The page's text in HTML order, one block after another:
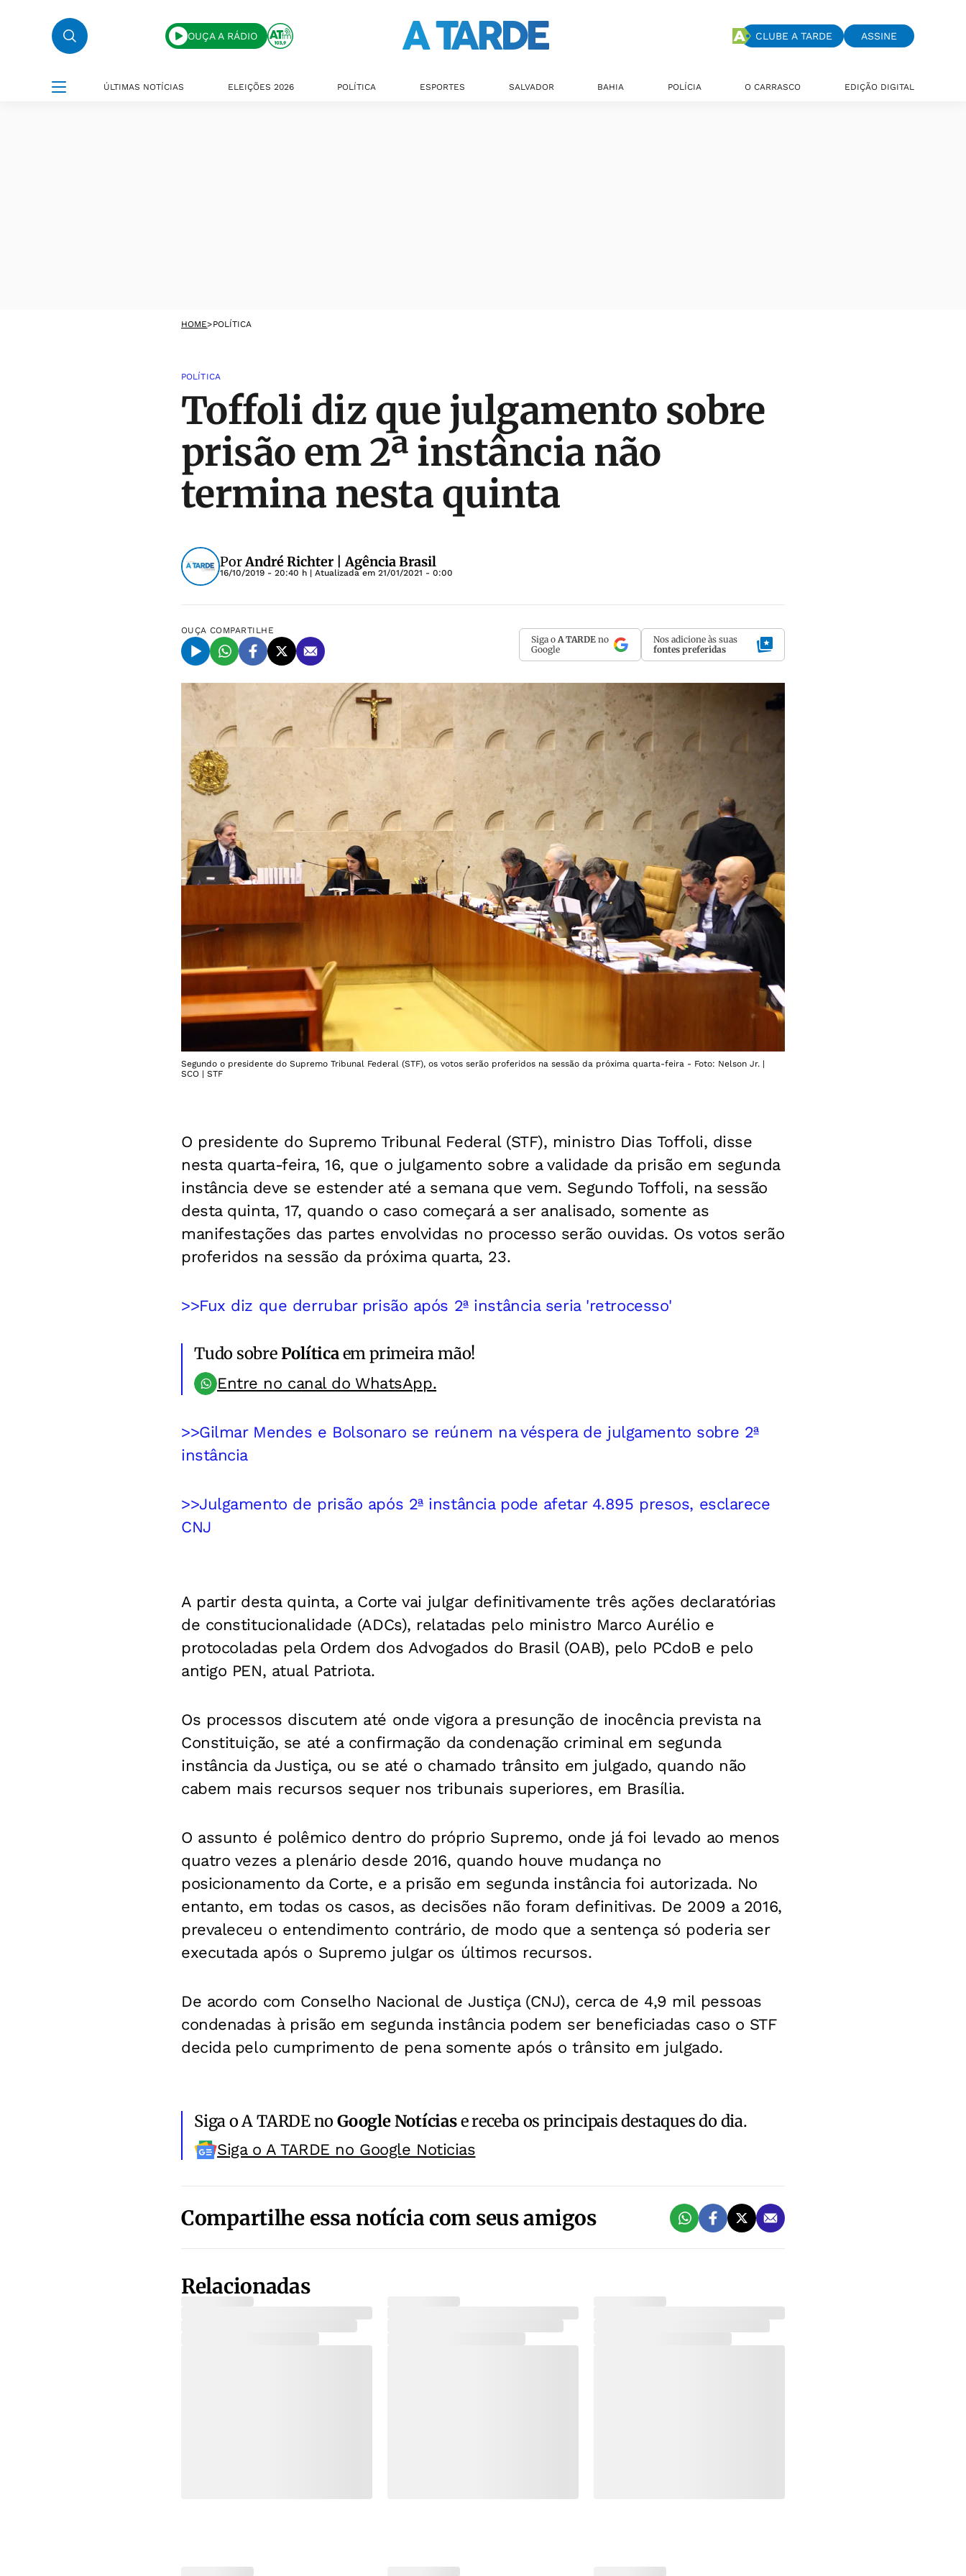
OUÇA A RÁDIO CLUBE A TARDE ASSINE
ÚLTIMAS NOTÍCIAS ELEIÇÕES 2026 POLÍTICA ESPORTES SALVADOR BAHIA POLÍCIA O CARRASCO EDIÇÃO DIGITAL
HOME>POLÍTICA
POLÍTICA
Toffoli diz que julgamento sobre
prisão em 2ª instância não
termina nesta quinta
PorAndré Richter | Agência Brasil
16/10/2019 - 20:40 h | Atualizada em 21/01/2021 - 0:00
OUÇA COMPARTILHE
Siga o A TARDE no
Google
Nos adicione às suas
fontes preferidas
Segundo o presidente do Supremo Tribunal Federal (STF), os votos serão proferidos na sessão da próxima quarta-feira - Foto: Nelson Jr. |
SCO | STF
O presidente do Supremo Tribunal Federal (STF), ministro Dias Toffoli, disse
nesta quarta-feira, 16, que o julgamento sobre a validade da prisão em segunda
instância deve se estender até a semana que vem. Segundo Toffoli, na sessão
desta quinta, 17, quando o caso começará a ser analisado, somente as
manifestações das partes envolvidas no processo serão ouvidas. Os votos serão
proferidos na sessão da próxima quarta, 23.
>>Fux diz que derrubar prisão após 2ª instância seria 'retrocesso'
Tudo sobrePolíticaem primeira mão!
Entre no canal do WhatsApp.
>>Gilmar Mendes e Bolsonaro se reúnem na véspera de julgamento sobre 2ª
instância
>>Julgamento de prisão após 2ª instância pode afetar 4.895 presos, esclarece
CNJ
A partir desta quinta, a Corte vai julgar definitivamente três ações declaratórias
de constitucionalidade (ADCs), relatadas pelo ministro Marco Aurélio e
protocoladas pela Ordem dos Advogados do Brasil (OAB), pelo PCdoB e pelo
antigo PEN, atual Patriota.
Os processos discutem até onde vigora a presunção de inocência prevista na
Constituição, se até a confirmação da condenação criminal em segunda
instância da Justiça, ou se até o chamado trânsito em julgado, quando não
cabem mais recursos sequer nos tribunais superiores, em Brasília.
O assunto é polêmico dentro do próprio Supremo, onde já foi levado ao menos
quatro vezes a plenário desde 2016, quando houve mudança no
posicionamento da Corte, e a prisão em segunda instância foi autorizada. No
entanto, em todas os casos, as decisões não foram definitivas. De 2009 a 2016,
prevaleceu o entendimento contrário, de modo que a sentença só poderia ser
executada após o Supremo julgar os últimos recursos.
De acordo com Conselho Nacional de Justiça (CNJ), cerca de 4,9 mil pessoas
condenadas à prisão em segunda instância podem ser beneficiadas caso o STF
decida pelo cumprimento de pena somente após o trânsito em julgado.
Siga o A TARDE noGoogle Notíciase receba os principais destaques do dia.
Siga o A TARDE no Google Noticias
Compartilhe essa notícia com seus amigos
Relacionadas